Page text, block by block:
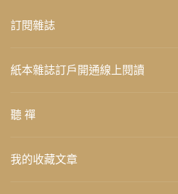
訂閱雜誌
紙本雜誌訂戶開通線上閱讀
聽 禪
我的收藏文章